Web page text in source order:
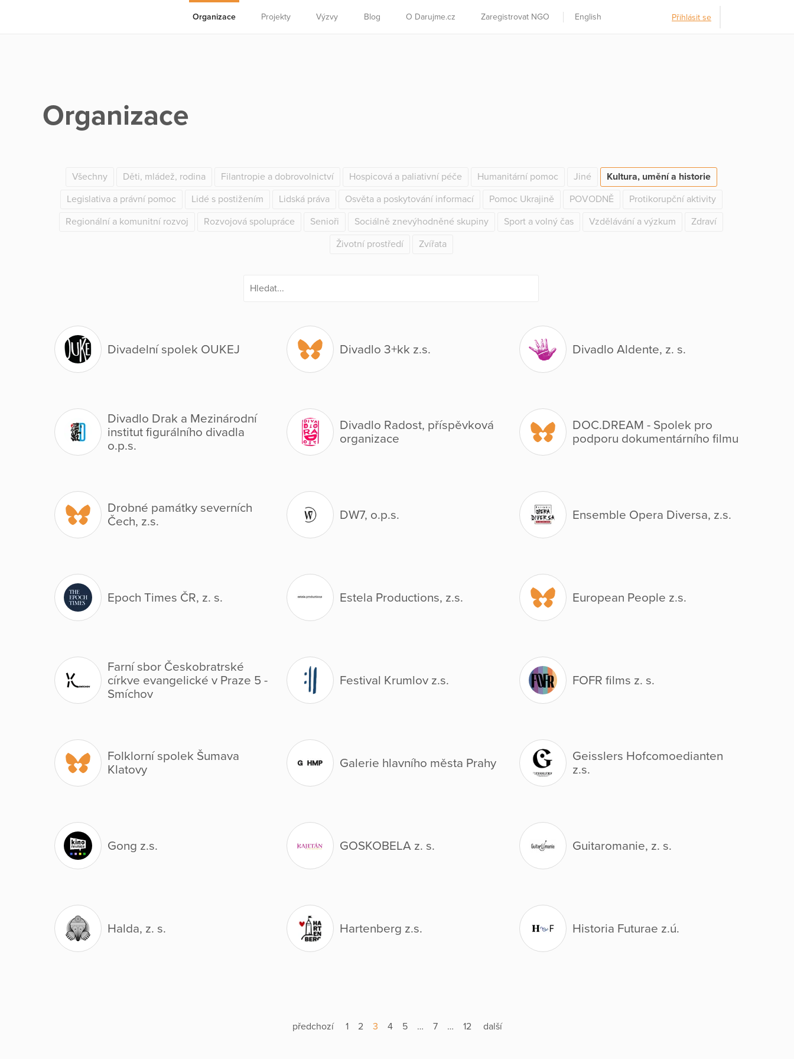
Organizace Projekty Výzvy Blog O Darujme.cz Zaregistrovat NGO English Přihlásit se
Organizace
Všechny Děti, mládež, rodina Filantropie a dobrovolnictví Hospicová a paliativní péče Humanitární pomoc Jiné
Kultura, umění a historie
Legislativa a právní pomoc
Lidé s postižením Lidská práva Osvěta a poskytování informací Pomoc Ukrajině POVODNĚ
Protikorupční aktivity
Regionální a komunitní rozvoj
Rozvojová spolupráce Senioři Sociálně znevýhodněné skupiny Sport a volný čas Vzdělávání a výzkum
Zdraví
Životní prostředí
Zvířata
Divadelní spolek OUKEJ Divadlo 3+kk z.s. Divadlo Aldente, z. s.
Divadlo Drak a Mezinárodní
institut figurálního divadla
o.p.s.
Divadlo Radost, příspěvková
organizace
DOC.DREAM - Spolek pro
podporu dokumentárního filmu
Drobné památky severních
Čech, z.s.
DW7, o.p.s. Ensemble Opera Diversa, z.s.
Epoch Times ČR, z. s. Estela Productions, z.s. European People z.s.
Farní sbor Českobratrské
církve evangelické v Praze 5 -
Smíchov
Festival Krumlov z.s. FOFR films z. s.
Folklorní spolek Šumava
Klatovy
Galerie hlavního města Prahy
Geisslers Hofcomoedianten
z.s.
Gong z.s. GOSKOBELA z. s. Guitaromanie, z. s.
Halda, z. s. Hartenberg z.s. Historia Futurae z.ú.
předchozí 1 2 3 4 5 … 7 … 12 další